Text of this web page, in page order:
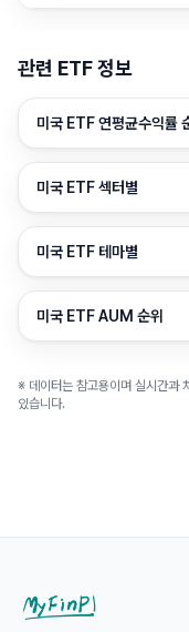
관련 ETF 정보
미국 ETF 연평균수익률
미국 ETF 섹터별
미국 ETF 테마별
미국 ETF AUM 순위
※ 데이터는 참고용이며 실시간과
있습니다.